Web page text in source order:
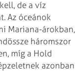
de a víz
Az óceá­nok
Mariana-árokban,
háromszor
míg a Hold
azonban